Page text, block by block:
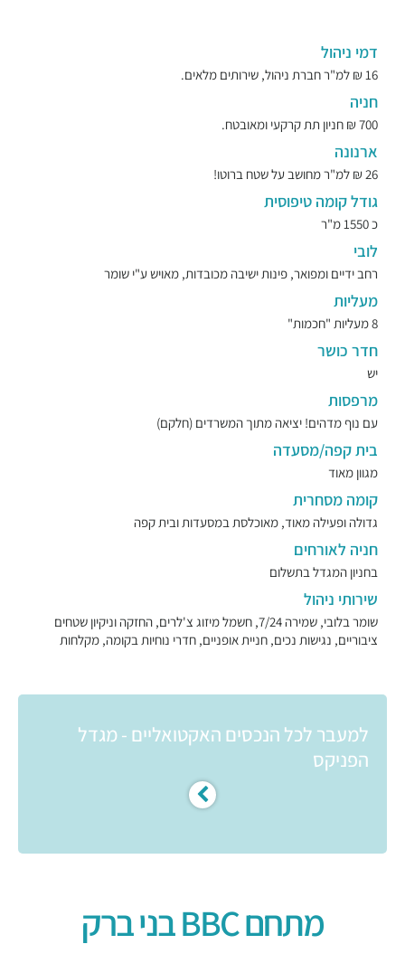
דמי ניהול
16 ₪ למ"ר חברת ניהול, שירותים מלאים.
חניה
700 ₪ חניון תת קרקעי ומאובטח.
ארנונה
26 ₪ למ"ר מחושב על שטח ברוטו!
גודל קומה טיפוסית
כ 1550 מ"ר
לובי
רחב ידיים ומפואר, פינות ישיבה מכובדות, מאויש ע"י שומר
מעליות
8 מעליות "חכמות"
חדר כושר
יש
מרפסות
עם נוף מדהים! יציאה מתוך המשרדים (חלקם)
בית קפה/מסעדה
מגוון מאוד
קומה מסחרית
גדולה ופעילה מאוד, מאוכלסת במסעדות ובית קפה
חניה לאורחים
בחניון המגדל בתשלום
שירותי ניהול
שומר בלובי, שמירה 7/24, חשמל מיזוג צ'לרים, החזקה וניקיון שטחים
ציבוריים, נגישות נכים, חניית אופניים, חדרי נוחיות בקומה, מקלחות
למעבר לכל הנכסים האקטואליים - מגדל
הפניקס
מתחם BBC בני ברק